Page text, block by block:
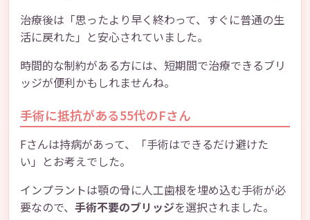
治療後は「思ったより早く終わって、すぐに普通の生
活に戻れた」と安心されていました。
時間的な制約がある方には、短期間で治療できるブリ
ッジが便利かもしれませんね。
手術に抵抗がある55代のFさん
Fさんは持病があって、「手術はできるだけ避けた
い」とお考えでした。
インプラントは顎の骨に人工歯根を埋め込む手術が必
要なので、 手術不要のブリッジを選択されました。